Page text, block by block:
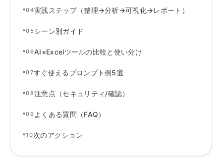
•04実践ステップ（整理→分析→可視化→レポート）
•05 シーン別ガイド
•06AI×Excelツールの比較と使い分け
•07すぐ使えるプロンプト例5選
•08注意点（セキュリティ /確認）
•09 よくある質問（FAQ）
•10次のアクション